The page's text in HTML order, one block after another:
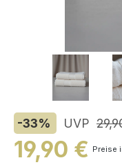
-33% UVP
19,90 € Preise